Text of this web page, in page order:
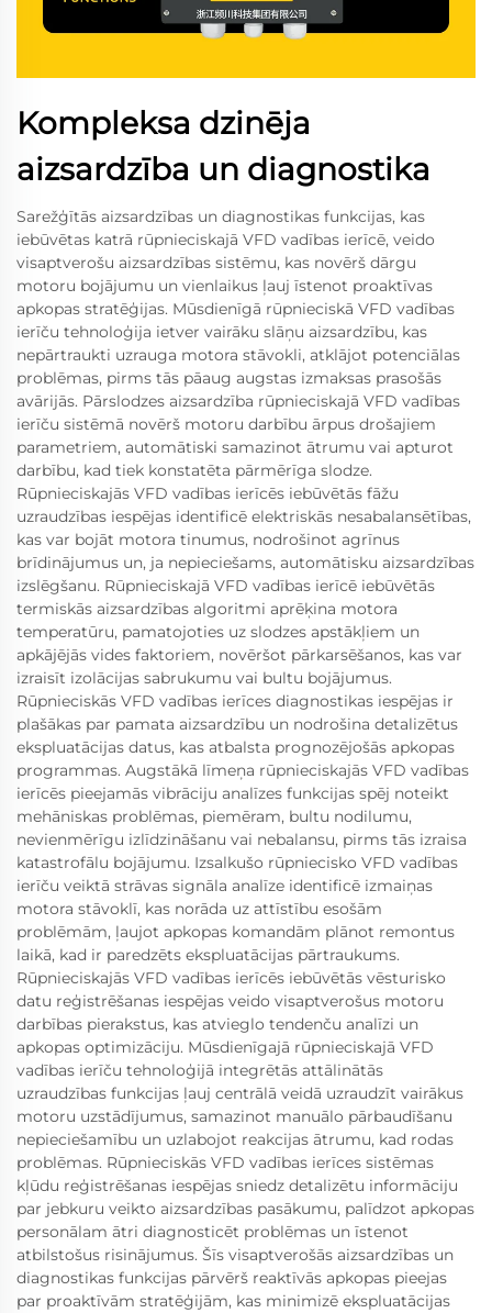
Kompleksa dzinēja
aizsardzība un diagnostika
Sarežģītās aizsardzības un diagnostikas funkcijas, kas
iebūvētas katrā rūpnieciskajā VFD vadības ierīcē, veido
visaptverošu aizsardzības sistēmu, kas novērš dārgu
motoru bojājumu un vienlaikus ļauj īstenot proaktīvas
apkopas stratēģijas. Mūsdienīgā rūpnieciskā VFD vadības
ierīču tehnoloģija ietver vairāku slāņu aizsardzību, kas
nepārtraukti uzrauga motora stāvokli, atklājot potenciālas
problēmas, pirms tās pāaug augstas izmaksas prasošās
avārijās. Pārslodzes aizsardzība rūpnieciskajā VFD vadības
ierīču sistēmā novērš motoru darbību ārpus drošajiem
parametriem, automātiski samazinot ātrumu vai apturot
darbību, kad tiek konstatēta pārmērīga slodze.
Rūpnieciskajās VFD vadības ierīcēs iebūvētās fāžu
uzraudzības iespējas identificē elektriskās nesabalansētības,
kas var bojāt motora tinumus, nodrošinot agrīnus
brīdinājumus un, ja nepieciešams, automātisku aizsardzības
izslēgšanu. Rūpnieciskajā VFD vadības ierīcē iebūvētās
termiskās aizsardzības algoritmi aprēķina motora
temperatūru, pamatojoties uz slodzes apstākļiem un
apkājējās vides faktoriem, novēršot pārkarsēšanos, kas var
izraisīt izolācijas sabrukumu vai bultu bojājumus.
Rūpnieciskās VFD vadības ierīces diagnostikas iespējas ir
plašākas par pamata aizsardzību un nodrošina detalizētus
ekspluatācijas datus, kas atbalsta prognozējošās apkopas
programmas. Augstākā līmeņa rūpnieciskajās VFD vadības
ierīcēs pieejamās vibrāciju analīzes funkcijas spēj noteikt
mehāniskas problēmas, piemēram, bultu nodilumu,
nevienmērīgu izlīdzināšanu vai nebalansu, pirms tās izraisa
katastrofālu bojājumu. Izsalkušo rūpniecisko VFD vadības
ierīču veiktā strāvas signāla analīze identificē izmaiņas
motora stāvoklī, kas norāda uz attīstību esošām
problēmām, ļaujot apkopas komandām plānot remontus
laikā, kad ir paredzēts ekspluatācijas pārtraukums.
Rūpnieciskajās VFD vadības ierīcēs iebūvētās vēsturisko
datu reģistrēšanas iespējas veido visaptverošus motoru
darbības pierakstus, kas atvieglo tendenču analīzi un
apkopas optimizāciju. Mūsdienīgajā rūpnieciskajā VFD
vadības ierīču tehnoloģijā integrētās attālinātās
uzraudzības funkcijas ļauj centrālā veidā uzraudzīt vairākus
motoru uzstādījumus, samazinot manuālo pārbaudīšanu
nepieciešamību un uzlabojot reakcijas ātrumu, kad rodas
problēmas. Rūpnieciskās VFD vadības ierīces sistēmas
kļūdu reģistrēšanas iespējas sniedz detalizētu informāciju
par jebkuru veikto aizsardzības pasākumu, palīdzot apkopas
personālam ātri diagnosticēt problēmas un īstenot
atbilstošus risinājumus. Šīs visaptverošās aizsardzības un
diagnostikas funkcijas pārvērš reaktīvās apkopas pieejas
par proaktīvām stratēģijām, kas minimizē ekspluatācijas